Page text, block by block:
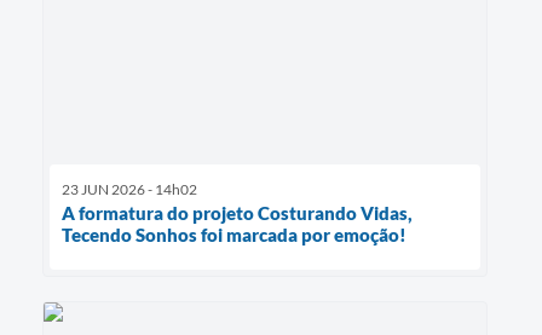
23 JUN 2026 - 14h02
A formatura do projeto Costurando Vidas,
Tecendo Sonhos foi marcada por emoção!